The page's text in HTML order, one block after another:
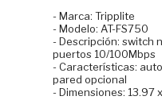
- Marca: Tripplite
- Modelo: AT-FS750
- Descripción: switch
puertos 10/100Mbps
- Características:
pared opcional
- Dimensiones: 13.97